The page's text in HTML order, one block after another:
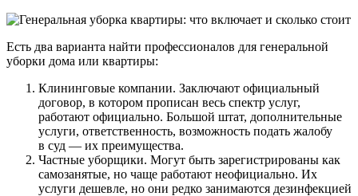
Есть два варианта найти профессионалов для генеральной
уборки дома или квартиры:
Клининговые компании. Заключают официальный
договор, в котором прописан весь спектр услуг,
работают официально. Большой штат, дополнительные
услуги, ответственность, возможность подать жалобу
в суд — их преимущества.
Частные уборщики. Могут быть зарегистрированы как
самозанятые, но чаще работают неофициально. Их
услуги дешевле, но они редко занимаются дезинфекцией